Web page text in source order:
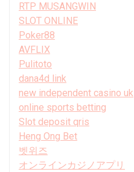
RTP MUSANGWIN
SLOT ONLINE
Poker88
AVFLIX
Pulitoto
dana4d link
new independent casino uk
online sports betting
Slot deposit qris
Heng Ong Bet
벳위즈
オンラインカジノアプリ